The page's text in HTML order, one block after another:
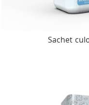
Sachet